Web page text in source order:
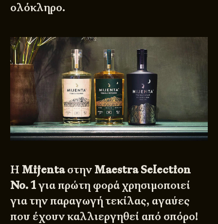
ολόκληρο.
Η Mijentaστην Maestra Selection
No. 1για πρώτη φορά χρησιμοποιεί
για την παραγωγή τεκίλας, αγαύες
που έχουν καλλιεργηθεί από σπόρο!